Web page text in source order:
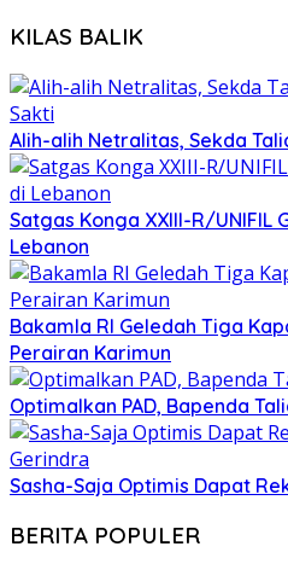
KILAS BALIK
Alih-alih Netralitas, Sekda
Satgas Konga XXIII-R/UNIFIL
Lebanon
Bakamla RI Geledah Tiga
Perairan Karimun
Optimalkan PAD, Bapenda
Sasha-Saja Optimis Dapat
BERITA POPULER